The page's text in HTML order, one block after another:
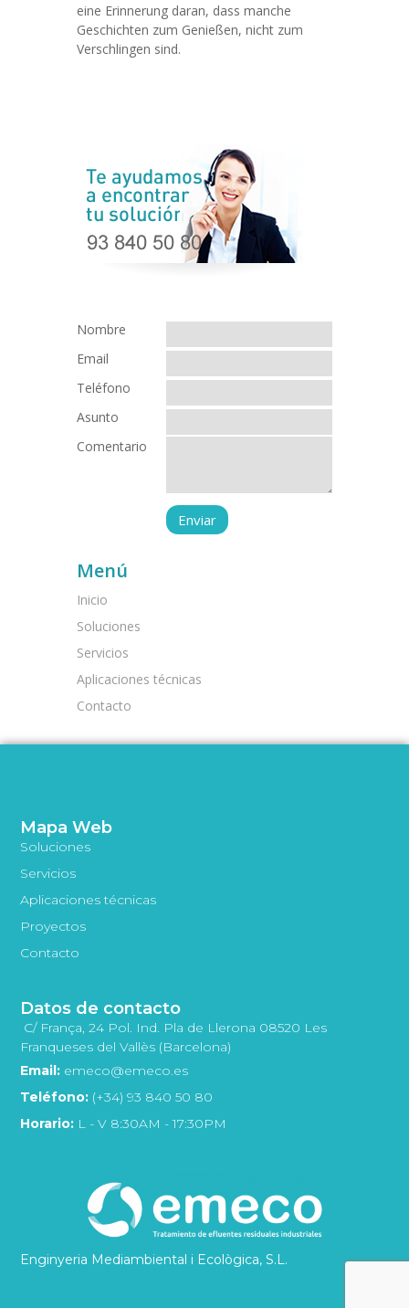
eine Erinnerung daran, dass manche
Geschichten zum Genießen, nicht zum
Verschlingen sind.
Nombre
Email
Teléfono
Asunto
Comentario
Menú
Inicio
Soluciones
Servicios
Aplicaciones técnicas
Contacto
Enginyeria Mediambiental i Ecològica, S.L.
Mapa Web
Soluciones
Servicios
Aplicaciones técnicas
Proyectos
Contacto
Datos de contacto
C/ França, 24 Pol. Ind. Pla de Llerona 08520 Les
Franqueses del Vallès (Barcelona)
Email: emeco@emeco.es
Teléfono: (+34) 93 840 50 80
Horario: L - V 8:30AM - 17:30PM